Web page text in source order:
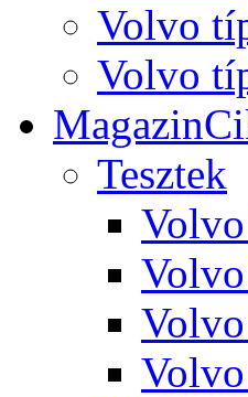
Volvo
Volvo
Magazin
Tesztek